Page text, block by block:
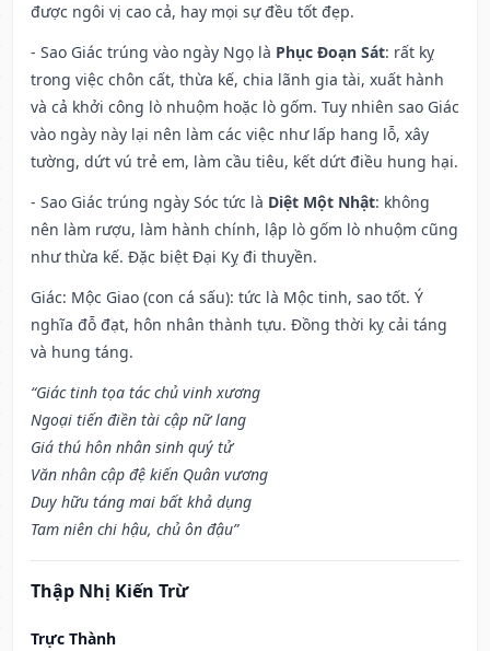
được ngôi vị cao cả, hay mọi sự đều tốt đẹp.
- Sao Giác trúng vào ngày Ngọ là Phục Đoạn Sát: rất kỵ
trong việc chôn cất, thừa kế, chia lãnh gia tài, xuất hành
và cả khởi công lò nhuộm hoặc lò gốm. Tuy nhiên sao Giác
vào ngày này lại nên làm các việc như lấp hang lỗ, xây
tường, dứt vú trẻ em, làm cầu tiêu, kết dứt điều hung hại.
- Sao Giác trúng ngày Sóc tức là Diệt Một Nhật: không
nên làm rượu, làm hành chính, lập lò gốm lò nhuộm cũng
như thừa kế. Đặc biệt Đại Kỵ đi thuyền.
Giác: Mộc Giao (con cá sấu): tức là Mộc tinh, sao tốt. Ý
nghĩa đỗ đạt, hôn nhân thành tựu. Đồng thời kỵ cải táng
và hung táng.
“Giác tinh tọa tác chủ vinh xương
Ngoại tiến điền tài cập nữ lang
Giá thú hôn nhân sinh quý tử
Văn nhân cập đệ kiến Quân vương
Duy hữu táng mai bất khả dụng
Tam niên chi hậu, chủ ôn đậu”
Thập Nhị Kiến Trừ
Trực Thành